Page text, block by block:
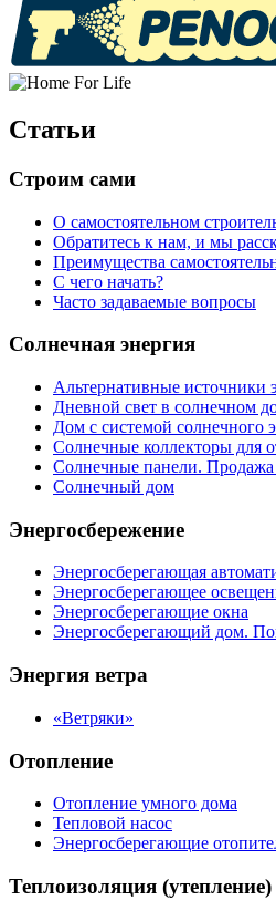
Статьи
Строим сами
О самостоятельном
Обратитесь к нам, и мы
Преимущества
С чего начать?
Часто задаваемые вопросы
Солнечная энергия
Альтернативные источники
Дневной свет в солнечном
Дом с системой солнечного
Солнечные коллекторы для
Солнечные панели.
Солнечный дом
Энергосбережение
Энергосберегающая
Энергосберегающее
Энергосберегающие окна
Энергосберегающий дом.
Энергия ветра
«Ветряки»
Отопление
Отопление умного дома
Тепловой насос
Энергосберегающие
Теплоизоляция (утепление)